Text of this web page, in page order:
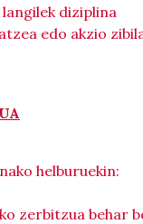
diziplina
edo akzio
helburuekin:
zerbitzua behar